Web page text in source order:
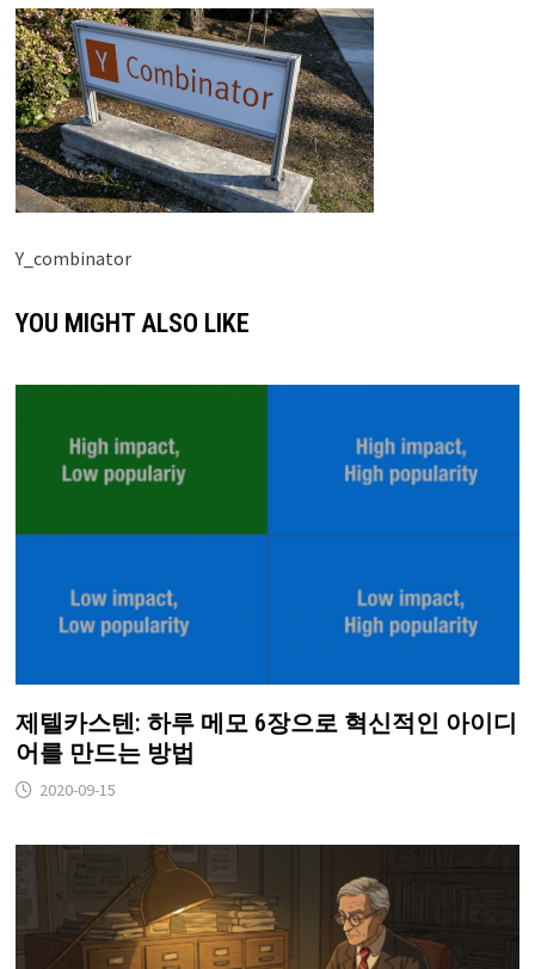
Y_combinator
YOU MIGHT ALSO LIKE
제텔카스텐: 하루 메모 6장으로 혁신적인 아이디
어를 만드는 방법
2020-09-15